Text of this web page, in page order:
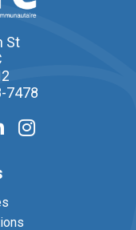
St
7478